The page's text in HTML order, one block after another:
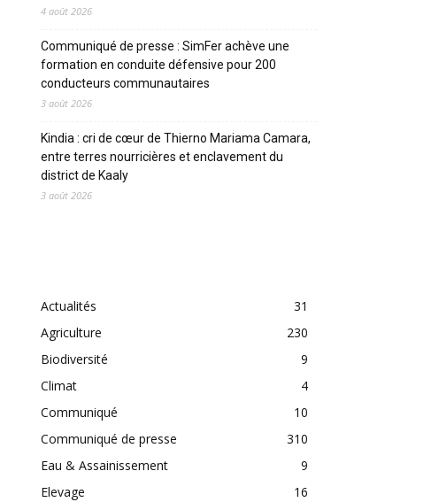
4 août 2026
Communiqué de presse : SimFer achève une
formation en conduite défensive pour 200
conducteurs communautaires
3 août 2026
Kindia : cri de cœur de Thierno Mariama Camara,
entre terres nourricières et enclavement du
district de Kaaly
3 août 2026
Actualités
31
Agriculture
230
Biodiversité
9
Climat
4
Communiqué
10
Communiqué de presse
310
Eau & Assainissement
9
Elevage
16